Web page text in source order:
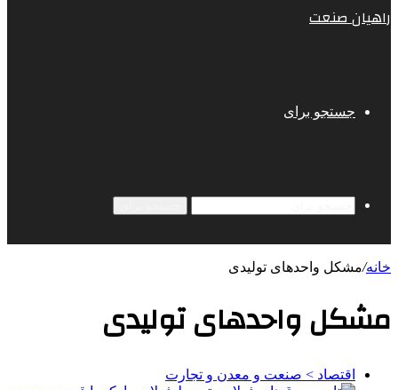
راهیان صنعت
جستجو برای
خانه/مشکل واحدهای تولیدی
مشکل واحدهای تولیدی
اقتصاد > صنعت و معدن و تجارت